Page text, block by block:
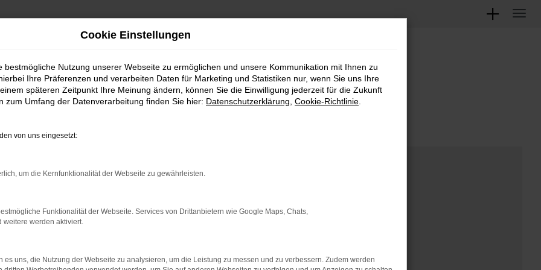
Cookie Einstellungen
bestmögliche Nutzung unserer Webseite zu ermöglichen und unsere Kommunikation mit Ihnen zu
Ihre Präferenzen und verarbeiten Daten für Marketing und Statistiken nur, wenn Sie uns Ihre
späteren Zeitpunkt Ihre Meinung ändern, können Sie die Einwilligung jederzeit für die Zukunft
zum Umfang der Datenverarbeitung finden Sie hier: Datenschutzerklärung Cookie-Richtlinie
von uns eingesetzt:
um die Kernfunktionalität der Webseite zu gewährleisten.
Funktionalität der Webseite. Services von Drittanbietern wie Google Maps, Chats,
weitere werden aktiviert.
es uns, die Nutzung der Webseite zu analysieren, um die Leistung zu messen und zu verbessern. Zudem werden